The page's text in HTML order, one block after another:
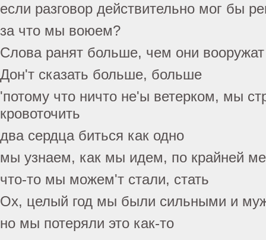
если разговор действительно мог бы
за что мы воюем?
Слова ранят больше, чем они
Дон'т сказать больше, больше
'потому что ничто не'ы ветерком, мы
кровоточить
два сердца биться как одно
мы узнаем, как мы идем, по крайней
что-то мы можем'т стали, стать
Ох, целый год мы были сильными и
но мы потеряли это как-то